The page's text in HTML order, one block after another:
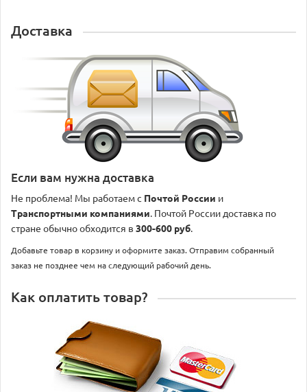
Доставка
Если вам нужна доставка
Не проблема! Мы работаем с Почтой России и
Транспортными компаниями. Почтой России доставка по
стране обычно обходится в 300-600 руб.
Добавьте товар в корзину и оформите заказ. Отправим собранный
заказ не позднее чем на следующий рабочий день.
Как оплатить товар?